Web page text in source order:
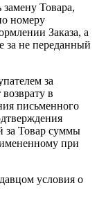
Товара,
номеру
Заказа, а
за не переданный
за
в
письменного
за Товар суммы
при
условия о